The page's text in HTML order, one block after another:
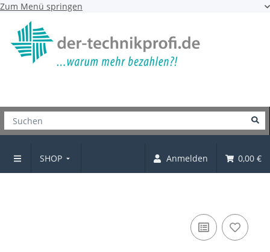
Zum Menü springen
SHOP Anmelden 0,00 €
Fachbodensicherung